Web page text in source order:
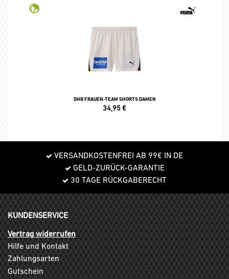
DHB FRAUEN-TEAM SHORTS DAMEN
34,95€
VERSANDKOSTENFREI AB 99€ IN DE
GELD-ZURÜCK-GARANTIE
30 TAGE RÜCKGABERECHT
KUNDENSERVICE
Vertrag widerrufen
Hilfe und Kontakt
Zahlungsarten
Gutschein